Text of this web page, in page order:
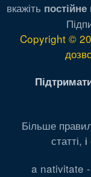
вкажіть
Copyright ©
Більше
статті,
a nativitate